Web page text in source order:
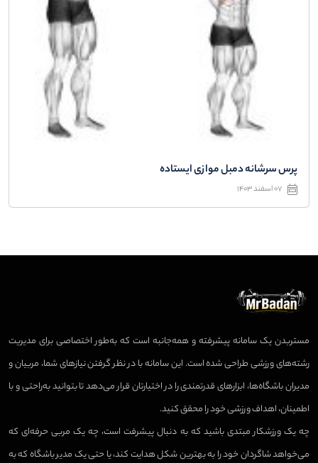
پرس سرشانه دمبل موازی ایستاده
07 اسفند 1403
مستربدن یک سامانه پیشرفته و همه‌جانبه است که به‌طور اختصاصی برای مدیریت
رشته‌های ورزشی طراحی شده است. این سامانه با در نظر گرفتن نیازهای شما، مربیان و
مدیران باشگاه‌ها، ابزارهای قدرتمندی را در اختیارتان قرار می‌دهد تا بتوانید به‌راحتی و با
اطمینان، اهداف ورزشی خود را محقق کنید.
چه یک ورزشکار مبتدی باشید که به دنبال پیشرفت است، چه یک مربی حرفه‌ای که
می‌خواهد شاگردان خود را به بهترین شکل هدایت کند، یا حتی یک مدیر باشگاه که به